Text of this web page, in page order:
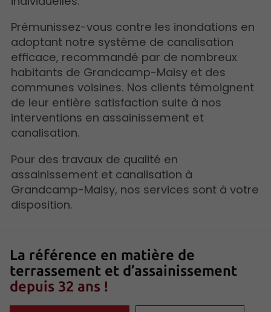
Prémunissez-vous contre les inondations en
adoptant notre système de canalisation
efficace, recommandé par de nombreux
habitants de Grandcamp-Maisy et des
communes voisines. Nos clients témoignent
de leur entière satisfaction suite à nos
interventions en assainissement et
canalisation.
Pour des travaux de qualité en
assainissement et canalisation à
Grandcamp-Maisy, nos services sont à votre
disposition.
La référence en matière de
terrassement et d’assainissement
depuis 32 ans !